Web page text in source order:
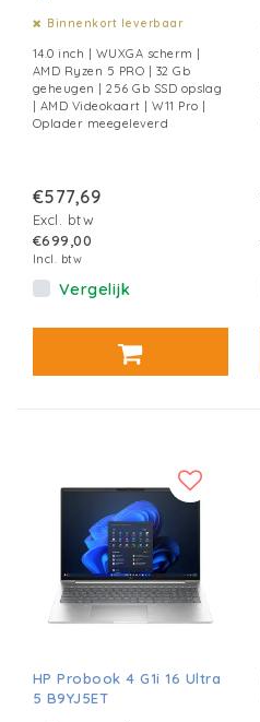
Binnenkort leverbaar
14.0 inch | WUXGA scherm |
AMD Ryzen 5 PRO | 32 Gb
geheugen | 256 Gb SSD opslag
| AMD Videokaart | W11 Pro |
Oplader meegeleverd
€577,69
Excl. btw
€699,00
Incl. btw
Vergelijk
HP Probook 4 G1i 16 Ultra
5 B9YJ5ET